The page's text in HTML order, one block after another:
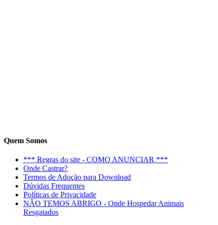
Quem Somos
*** Regras do site - COMO ANUNCIAR ***
Onde Castrar?
Termos de Adoção para Download
Dúvidas Frequentes
Políticas de Privacidade
NÃO TEMOS ABRIGO - Onde Hospedar Animais
Resgatados